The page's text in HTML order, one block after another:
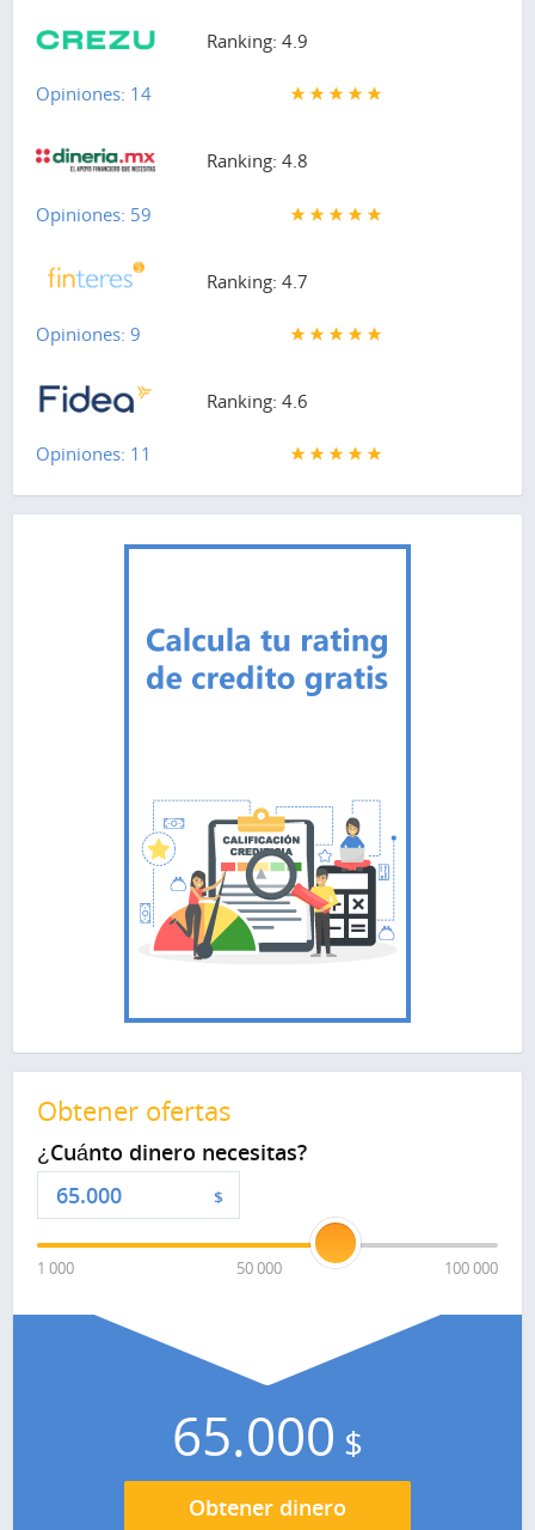
Ranking: 4.9
Opiniones: 14
Ranking: 4.8
Opiniones: 59
Ranking: 4.7
Opiniones: 9
Ranking: 4.6
Opiniones: 11
Obtener ofertas
¿Cuánto dinero necesitas?
$
1 000 50 000 100 000
65.000 $
Obtener dinero